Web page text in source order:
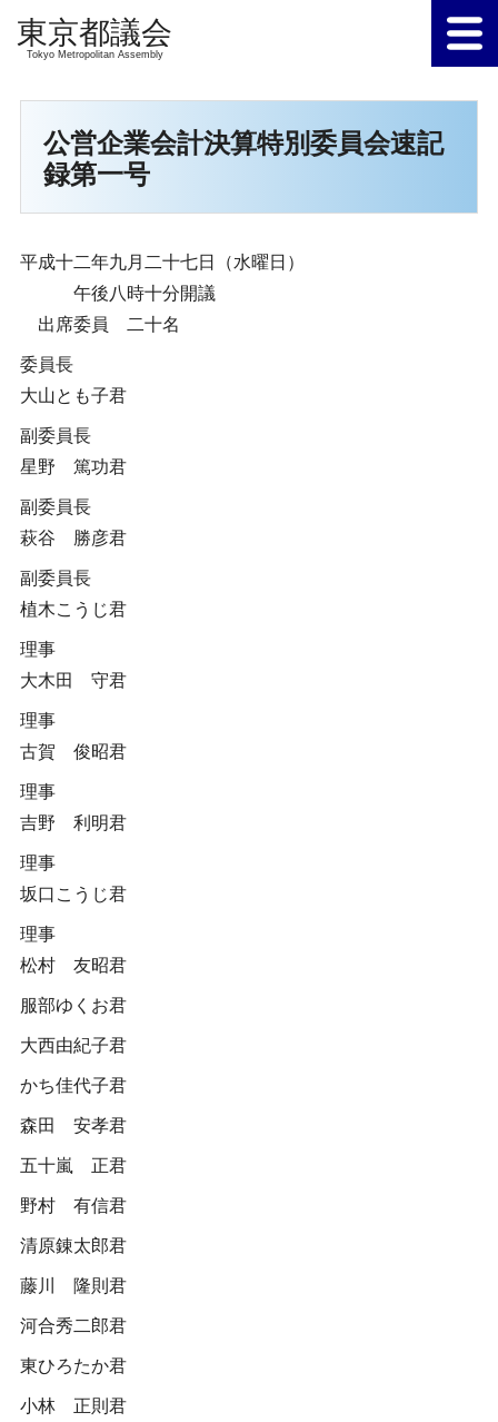
Tokyo Metropolitan Assembly
公営企業会計決算特別委員会速記
録第一号
平成十二年九月二十七日（水曜日）
午後八時十分開議
出席委員 二十名
委員長
大山とも子君
副委員長
星野 篤功君
副委員長
萩谷 勝彦君
副委員長
植木こうじ君
理事
大木田 守君
理事
古賀 俊昭君
理事
吉野 利明君
理事
坂口こうじ君
理事
松村 友昭君
服部ゆくお君
大西由紀子君
かち佳代子君
森田 安孝君
五十嵐 正君
野村 有信君
清原錬太郎君
藤川 隆則君
河合秀二郎君
東ひろたか君
小林 正則君